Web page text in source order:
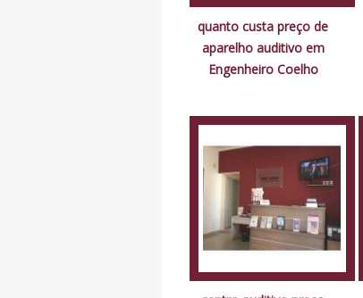
quanto custa preço de
aparelho auditivo em
Engenheiro Coelho